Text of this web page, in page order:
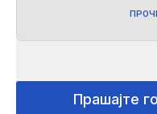
Прашајте